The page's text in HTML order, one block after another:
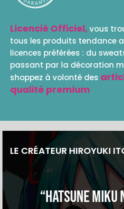
Licencié Officiel,vous
tous les produits tendance
licences préférées : du
passant par la décoration
shoppez à volonté des
qualité premium
LE CRÉATEUR HIROYUKI
“Hatsune